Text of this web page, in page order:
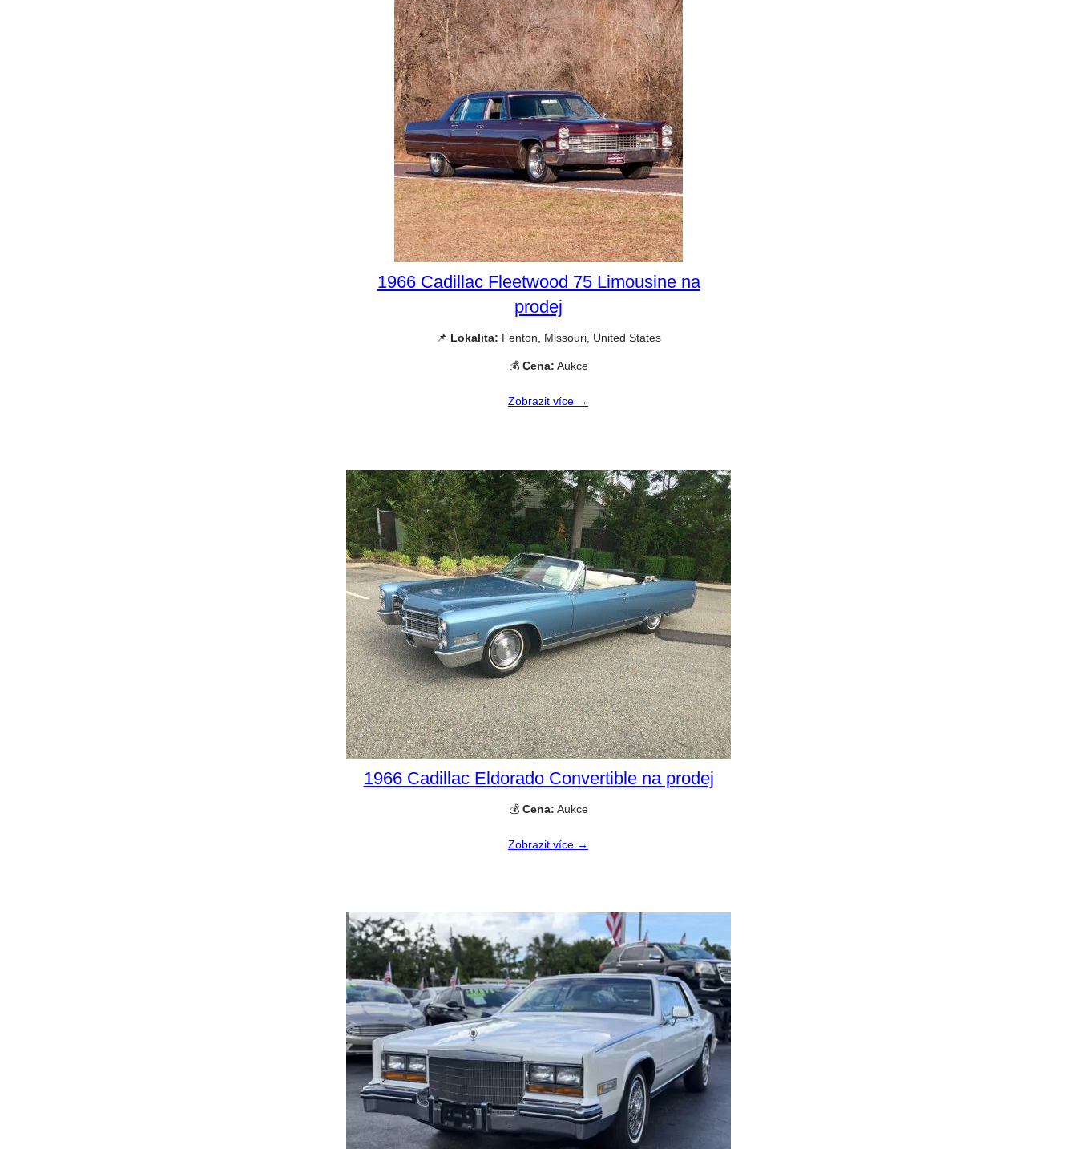
1966 Cadillac Fleetwood 75 Limousine na
prodej
📌 Lokalita: Fenton, Missouri, United States
💰 Cena: Aukce
Zobrazit více →
1966 Cadillac Eldorado Convertible na prodej
💰 Cena: Aukce
Zobrazit více →